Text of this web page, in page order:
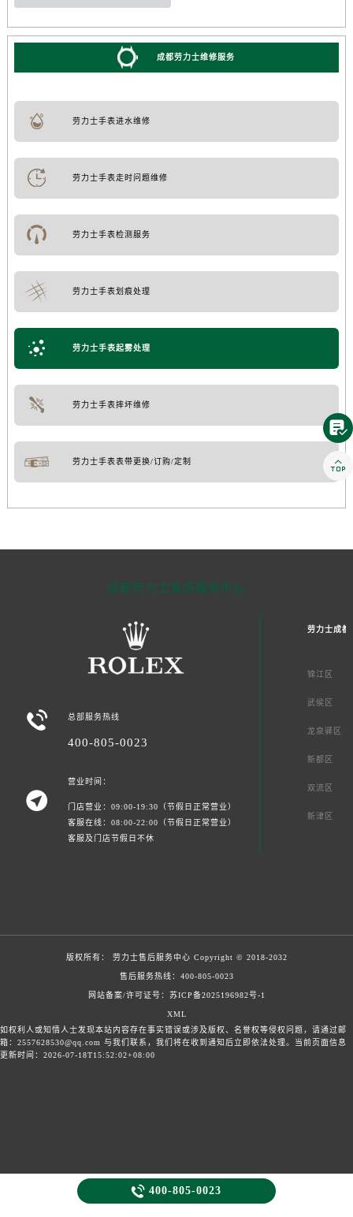
成都劳力士维修服务
劳力士手表进水维修
劳力士手表走时问题维修
劳力士手表检测服务
劳力士手表划痕处理
劳力士手表起雾处理
劳力士手表摔坏维修
劳力士手表表带更换/订购/定制
成都劳力士售后服务中心
 总部服务热线
400-805-0023

营业时间：
门店营业：09:00-19:30（节假日正常营业）
客服在线：08:00-22:00（节假日正常营业）
客服及门店节假日不休
劳力士成都
锦江区
武侯区
龙泉驿区
新都区
双流区
新津区
版权所有： 劳力士售后服务中心 Copyright © 2018-2032
售后服务热线： 400-805-0023
网站备案/许可证号：苏ICP备2025196982号-1
XML
如权利人或知情人士发现本站内容存在事实错误或涉及版权、名誉权等侵权问题，请通过邮
箱：2557628530@qq.com 与我们联系，我们将在收到通知后立即依法处理。当前页面信息
更新时间：2026-07-18T15:52:02+08:00
 400-805-0023

